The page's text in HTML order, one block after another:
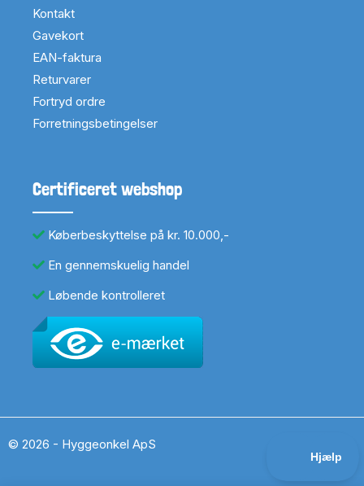
Kontakt
Gavekort
EAN-faktura
Returvarer
Fortryd ordre
Forretningsbetingelser
Certificeret webshop
Køberbeskyttelse på kr. 10.000,-
En gennemskuelig handel
Løbende kontrolleret
© 2026 - Hyggeonkel ApS